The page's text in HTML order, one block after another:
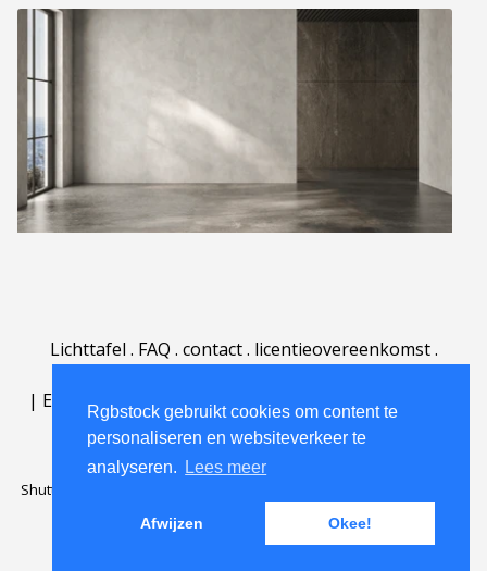
Rgbstock gebruikt cookies om content te
personaliseren en websiteverkeer te
analyseren.
Lees meer
Afwijzen Okee!
Lichttafel . FAQ . contact. licentieovereenkomst.
| English | Deutsch Español | Português
Nederlands|
Shutterstock official partner of Rgbstock
Rgbstock